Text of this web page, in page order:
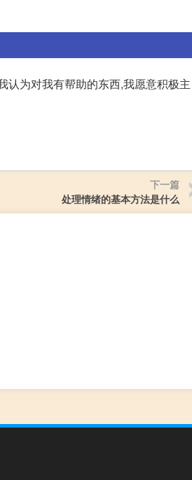
认为对我有帮助的东西,我愿意积极主
下一篇
处理情绪的基本方法是什么